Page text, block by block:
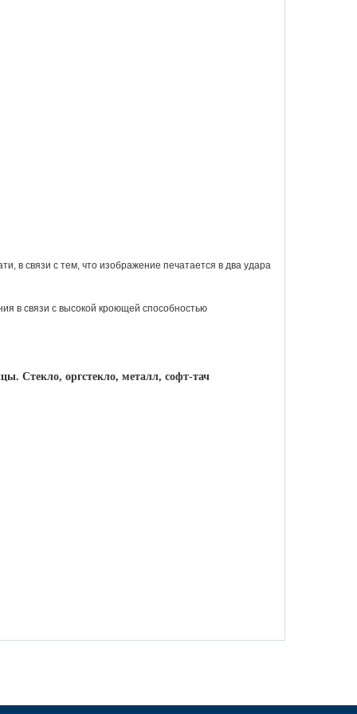
в связи с тем, что изображение печатается в два удара
в связи с высокой кроющей способностью
Стекло, оргстекло, металл, софт-тач